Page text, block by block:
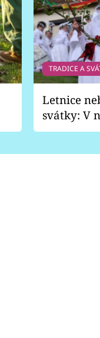
TRADICE A
Letnice
svátky: V
pondělí